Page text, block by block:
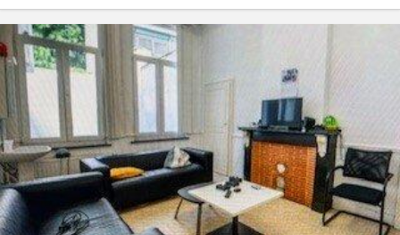
400 €
Charges:
50 €
11 mois
Domiciliation:
Non
Aménagement
Salle de bain:
Commune
Cuisine:
Commune
Superficie:
12 m
2